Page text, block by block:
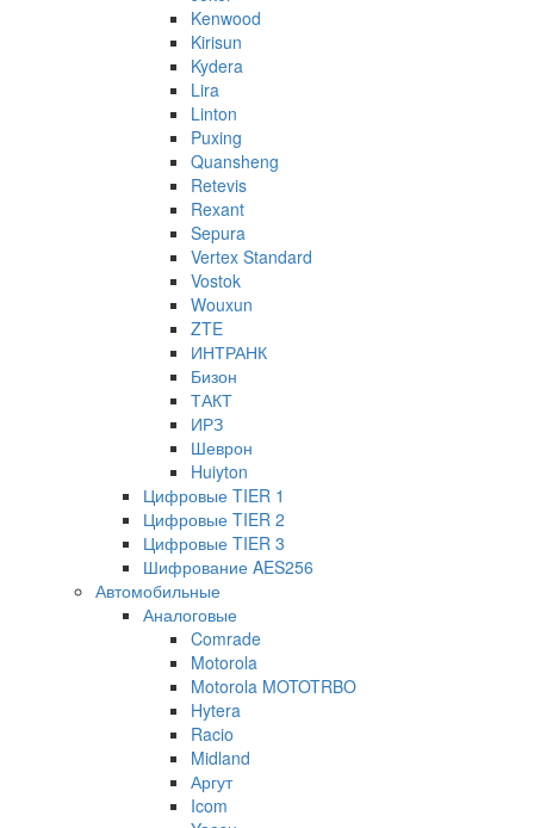
Kenwood
Kirisun
Kydera
Lira
Linton
Puxing
Quansheng
Retevis
Rexant
Sepura
Vertex Standard
Vostok
Wouxun
ZTE
ИНТРАНК
Бизон
ТАКТ
ИРЗ
Шеврон
Huiyton
Цифровые TIER 1
Цифровые TIER 2
Цифровые TIER 3
Шифрование AES256
Автомобильные
Аналоговые
Comrade
Motorola
Motorola MOTOTRBO
Hytera
Racio
Midland
Аргут
Icom